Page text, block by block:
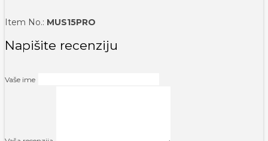
Item No.: MUS15PRO
Napišite recenziju
Vaše ime